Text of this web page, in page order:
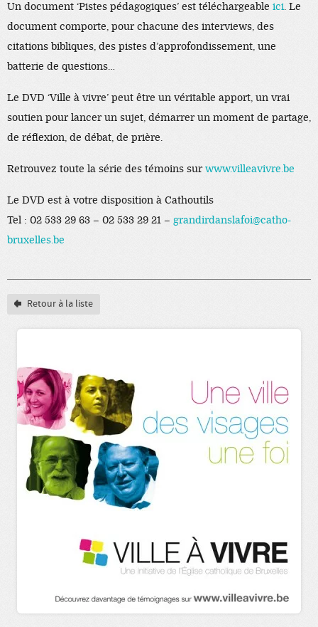
Un document ‘Pistes pédagogiques’ est téléchargeable ici. Le
document comporte, pour chacune des interviews, des
citations bibliques, des pistes d’approfondissement, une
batterie de questions…
Le DVD ‘Ville à vivre’ peut être un véritable apport, un vrai
soutien pour lancer un sujet, démarrer un moment de partage,
de réflexion, de débat, de prière.
Retrouvez toute la série des témoins surwww.villeavivre.be
Le DVD est à votre disposition à Cathoutils
Tel : 02 533 29 63 – 02 533 29 21 – grandirdanslafoi@catho-
bruxelles.be
Retour à la liste